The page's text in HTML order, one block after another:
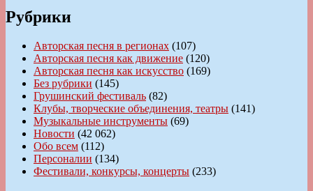
Рубрики
Авторская песня в регионах (107)
Авторская песня как движение (120)
Авторская песня как искусство (169)
Без рубрики (145)
Грушинский фестиваль (82)
Клубы, творческие объединения, театры (141)
Музыкальные инструменты (69)
Новости (42 062)
Обо всем (112)
Персоналии (134)
Фестивали, конкурсы, концерты (233)